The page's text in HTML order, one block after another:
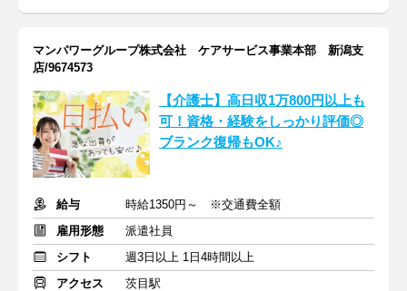
マンパワーグループ株式会社 ケアサービス事業本部 新潟支
店/9674573
【介護士】高日収1万800円以上も
可！資格・経験をしっかり評価◎
ブランク復帰もOK♪
給与
時給1350円～ ※交通費全額
雇用形態
派遣社員
シフト
週3日以上 1日4時間以上
アクセス
茨目駅